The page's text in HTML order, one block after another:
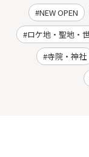
NEW OPEN
ロケ地・聖地・
寺院・神社